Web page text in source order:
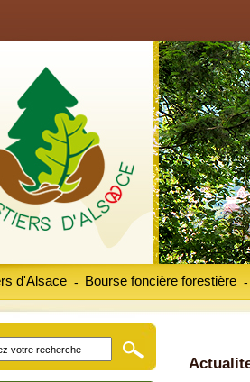
d'Alsace Bourse foncière forestière
- -